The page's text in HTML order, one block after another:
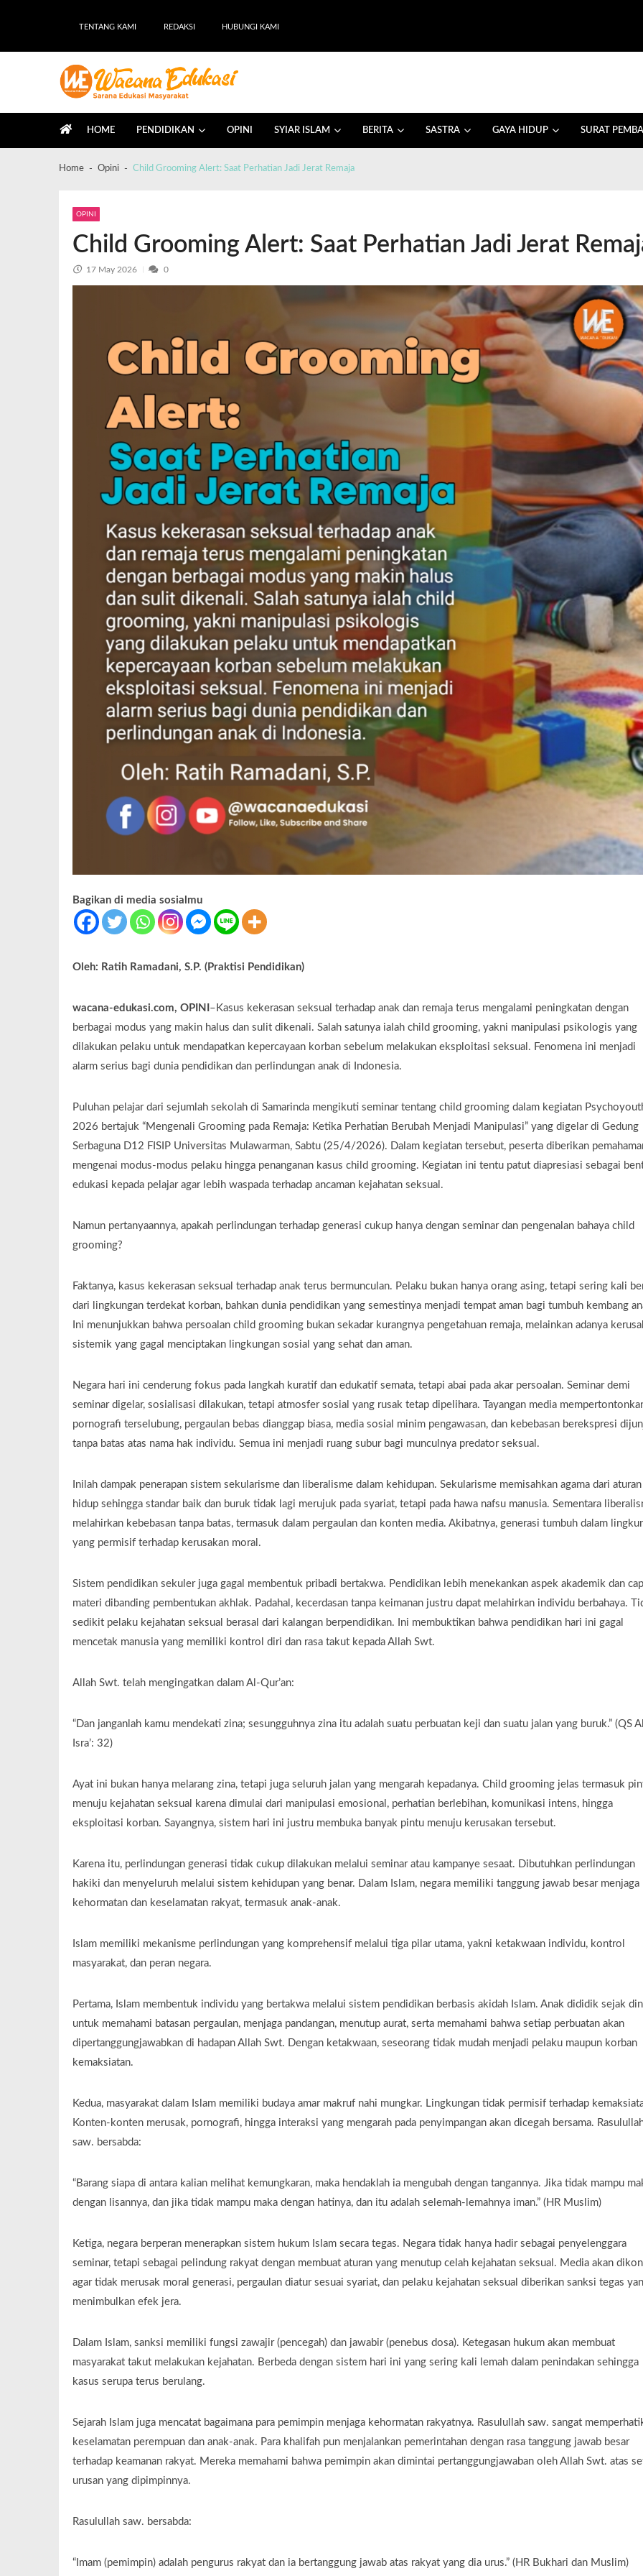
TENTANG KAMI REDAKSI HUBUNGI KAMI
HOME PENDIDIKAN OPINI SYIAR ISLAM BERITA SASTRA GAYA HIDUP SURAT
Home Opini Child Grooming Alert: Saat Perhatian Jadi Jerat Remaja
OPINI
Child Grooming Alert: Saat Perhatian Jadi Jerat
17 May 2026 0
Bagikan di media sosialmu
Oleh: Ratih Ramadani, S.P. (Praktisi Pendidikan)
wacana-edukasi.com, OPINI –Kasus kekerasan seksual terhadap anak dan remaja terus mengalami peningkatan dengan
berbagai modus yang makin halus dan sulit dikenali. Salah satunya ialah child grooming, yakni manipulasi psikologis yang
dilakukan pelaku untuk mendapatkan kepercayaan korban sebelum melakukan eksploitasi seksual. Fenomena ini menjadi
alarm serius bagi dunia pendidikan dan perlindungan anak di Indonesia.
Puluhan pelajar dari sejumlah sekolah di Samarinda mengikuti seminar tentang child grooming dalam kegiatan
2026 bertajuk “Mengenali Grooming pada Remaja: Ketika Perhatian Berubah Menjadi Manipulasi” yang digelar di Gedung
Serbaguna D12 FISIP Universitas Mulawarman, Sabtu (25/4/2026). Dalam kegiatan tersebut, peserta diberikan
mengenai modus-modus pelaku hingga penanganan kasus child grooming. Kegiatan ini tentu patut diapresiasi sebagai
edukasi kepada pelajar agar lebih waspada terhadap ancaman kejahatan seksual.
Namun pertanyaannya, apakah perlindungan terhadap generasi cukup hanya dengan seminar dan pengenalan bahaya child
grooming?
Faktanya, kasus kekerasan seksual terhadap anak terus bermunculan. Pelaku bukan hanya orang asing, tetapi sering kali
dari lingkungan terdekat korban, bahkan dunia pendidikan yang semestinya menjadi tempat aman bagi tumbuh kembang
Ini menunjukkan bahwa persoalan child grooming bukan sekadar kurangnya pengetahuan remaja, melainkan adanya
sistemik yang gagal menciptakan lingkungan sosial yang sehat dan aman.
Negara hari ini cenderung fokus pada langkah kuratif dan edukatif semata, tetapi abai pada akar persoalan. Seminar demi
seminar digelar, sosialisasi dilakukan, tetapi atmosfer sosial yang rusak tetap dipelihara. Tayangan media
pornografi terselubung, pergaulan bebas dianggap biasa, media sosial minim pengawasan, dan kebebasan berekspresi
tanpa batas atas nama hak individu. Semua ini menjadi ruang subur bagi munculnya predator seksual.
Inilah dampak penerapan sistem sekularisme dan liberalisme dalam kehidupan. Sekularisme memisahkan agama dari aturan
hidup sehingga standar baik dan buruk tidak lagi merujuk pada syariat, tetapi pada hawa nafsu manusia. Sementara
melahirkan kebebasan tanpa batas, termasuk dalam pergaulan dan konten media. Akibatnya, generasi tumbuh dalam
yang permisif terhadap kerusakan moral.
Sistem pendidikan sekuler juga gagal membentuk pribadi bertakwa. Pendidikan lebih menekankan aspek akademik dan
materi dibanding pembentukan akhlak. Padahal, kecerdasan tanpa keimanan justru dapat melahirkan individu berbahaya.
sedikit pelaku kejahatan seksual berasal dari kalangan berpendidikan. Ini membuktikan bahwa pendidikan hari ini gagal
mencetak manusia yang memiliki kontrol diri dan rasa takut kepada Allah Swt.
Allah Swt. telah mengingatkan dalam Al-Qur’an:
“Dan janganlah kamu mendekati zina; sesungguhnya zina itu adalah suatu perbuatan keji dan suatu jalan yang buruk.” (QS
Isra’: 32)
Ayat ini bukan hanya melarang zina, tetapi juga seluruh jalan yang mengarah kepadanya. Child grooming jelas termasuk
menuju kejahatan seksual karena dimulai dari manipulasi emosional, perhatian berlebihan, komunikasi intens, hingga
eksploitasi korban. Sayangnya, sistem hari ini justru membuka banyak pintu menuju kerusakan tersebut.
Karena itu, perlindungan generasi tidak cukup dilakukan melalui seminar atau kampanye sesaat. Dibutuhkan perlindungan
hakiki dan menyeluruh melalui sistem kehidupan yang benar. Dalam Islam, negara memiliki tanggung jawab besar menjaga
kehormatan dan keselamatan rakyat, termasuk anak-anak.
Islam memiliki mekanisme perlindungan yang komprehensif melalui tiga pilar utama, yakni ketakwaan individu, kontrol
masyarakat, dan peran negara.
Pertama, Islam membentuk individu yang bertakwa melalui sistem pendidikan berbasis akidah Islam. Anak dididik sejak
untuk memahami batasan pergaulan, menjaga pandangan, menutup aurat, serta memahami bahwa setiap perbuatan akan
dipertanggungjawabkan di hadapan Allah Swt. Dengan ketakwaan, seseorang tidak mudah menjadi pelaku maupun korban
kemaksiatan.
Kedua, masyarakat dalam Islam memiliki budaya amar makruf nahi mungkar. Lingkungan tidak permisif terhadap
Konten-konten merusak, pornografi, hingga interaksi yang mengarah pada penyimpangan akan dicegah bersama.
saw. bersabda:
“Barang siapa di antara kalian melihat kemungkaran, maka hendaklah ia mengubah dengan tangannya. Jika tidak mampu
dengan lisannya, dan jika tidak mampu maka dengan hatinya, dan itu adalah selemah-lemahnya iman.” (HR Muslim)
Ketiga, negara berperan menerapkan sistem hukum Islam secara tegas. Negara tidak hanya hadir sebagai penyelenggara
seminar, tetapi sebagai pelindung rakyat dengan membuat aturan yang menutup celah kejahatan seksual. Media akan
agar tidak merusak moral generasi, pergaulan diatur sesuai syariat, dan pelaku kejahatan seksual diberikan sanksi tegas
menimbulkan efek jera.
Dalam Islam, sanksi memiliki fungsi zawajir (pencegah) dan jawabir (penebus dosa). Ketegasan hukum akan membuat
masyarakat takut melakukan kejahatan. Berbeda dengan sistem hari ini yang sering kali lemah dalam penindakan sehingga
kasus serupa terus berulang.
Sejarah Islam juga mencatat bagaimana para pemimpin menjaga kehormatan rakyatnya. Rasulullah saw. sangat
keselamatan perempuan dan anak-anak. Para khalifah pun menjalankan pemerintahan dengan rasa tanggung jawab besar
terhadap keamanan rakyat. Mereka memahami bahwa pemimpin akan dimintai pertanggungjawaban oleh Allah Swt. atas
urusan yang dipimpinnya.
Rasulullah saw. bersabda:
“Imam (pemimpin) adalah pengurus rakyat dan ia bertanggung jawab atas rakyat yang dia urus.” (HR Bukhari dan Muslim)